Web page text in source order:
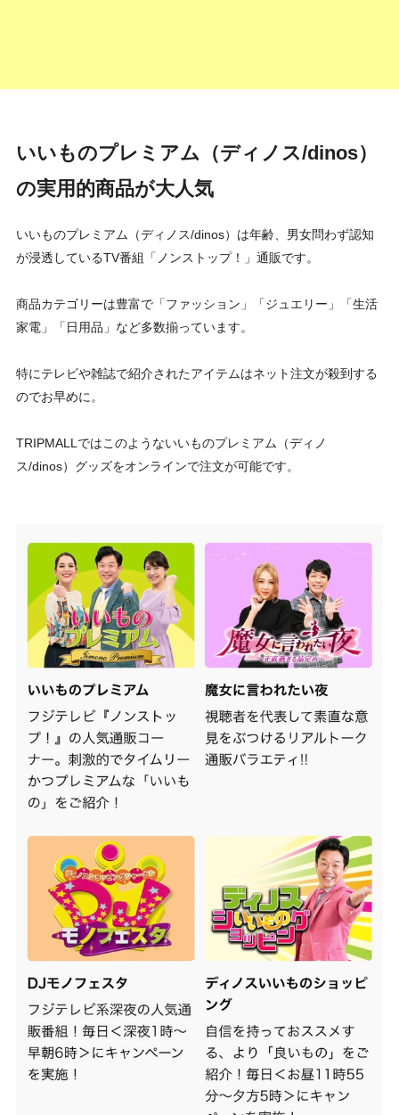
いいものプレミアム（ディノス/dinos）
の実用的商品が大人気
いいものプレミアム（ディノス/dinos）は年齢、男女問わず認知
が浸透しているTV番組「ノンストップ！」通販です。
商品カテゴリーは豊富で「ファッション」「ジュエリー」「生活
家電」「日用品」など多数揃っています。
特にテレビや雑誌で紹介されたアイテムはネット注文が殺到する
のでお早めに。
TRIPMALLではこのようないいものプレミアム（ディノ
ス/dinos）グッズをオンラインで注文が可能です。